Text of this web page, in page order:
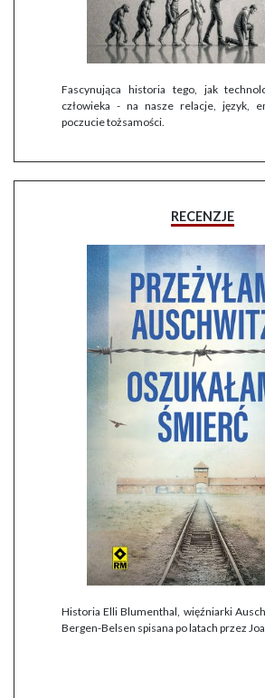
Fascynująca historia tego, jak
człowieka - na nasze relacje, język,
poczucie tożsamości.
RECENZJE
Historia Elli Blumenthal, więźniarki
Bergen-Belsen spisana po latach przez